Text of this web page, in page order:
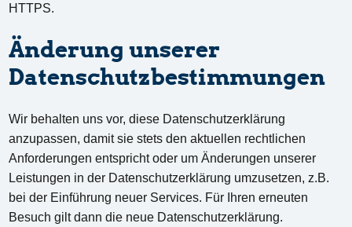
HTTPS.
Änderung unserer
Datenschutzbestimmungen
Wir behalten uns vor, diese Datenschutzerklärung
anzupassen, damit sie stets den aktuellen rechtlichen
Anforderungen entspricht oder um Änderungen unserer
Leistungen in der Datenschutzerklärung umzusetzen, z.B.
bei der Einführung neuer Services. Für Ihren erneuten
Besuch gilt dann die neue Datenschutzerklärung.